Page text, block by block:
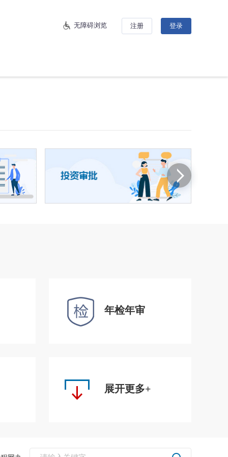
无障碍浏览 注册 登录
年检年审
展开更多+